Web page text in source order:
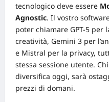
tecnologico deve essere
Agnostic. Il vostro
poter chiamare GPT-5 per
creatività, Gemini 3 per
e Mistral per la privacy,
stessa sessione utente.
diversifica oggi, sarà
prezzi di domani.